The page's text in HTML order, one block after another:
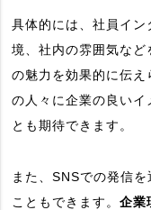
具体的には、社員イ
境、社内の雰囲気な
の魅力を効果的に伝
の人々に企業の良いイ
とも期待できます。
また、SNSでの発信
こともできます。企業